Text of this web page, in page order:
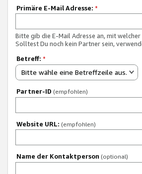
Primäre E-Mail Adresse: *
Bitte gib die E-Mail Adresse an, mit
Solltest Du noch kein Partner sein,
Betreff: *
Bitte wähle eine Betreffzeile aus.
Partner-ID (empfohlen)
Website URL: (empfohlen)
Name der Kontaktperson (optional)